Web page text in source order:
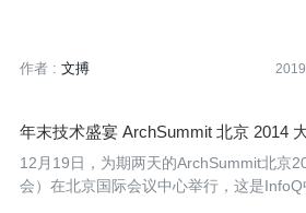
作者 : 文搏
年末技术盛宴 ArchSummit 北京 2014
12月19日，为期两天的ArchSummit北京
会）在北京国际会议中心举行，这是InfoQ